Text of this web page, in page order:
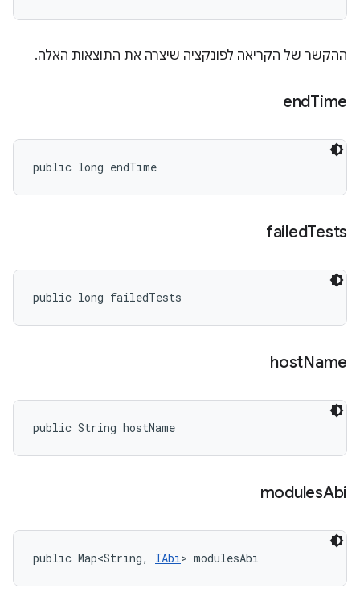
ההקשר של הקריאה לפונקציה שיצרה את התוצאות האלה.
endTime
public long endTime
failedTests
public long failedTests
hostName
public String hostName
modulesAbi
public Map<String, IAbi> modulesAbi